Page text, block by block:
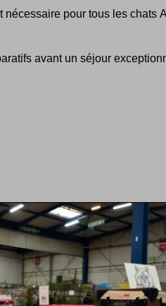
pour tous les chats
avant un séjour